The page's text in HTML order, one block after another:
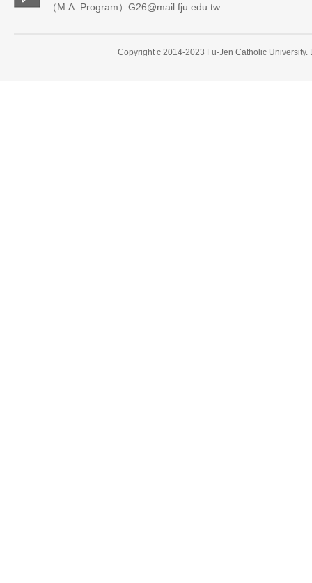
（M.A. Program）G26@mail.fju.edu.tw
Copyright c 2014-2023 Fu-Jen Catholic